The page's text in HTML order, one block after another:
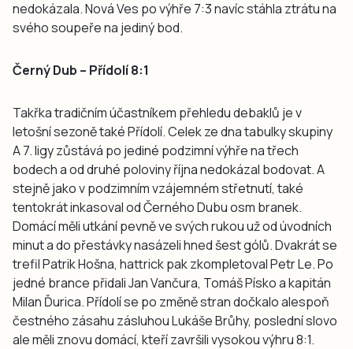
nedokázala. Nová Ves po výhře 7:3 navíc stáhla ztrátu na
svého soupeře na jediný bod.
Černý Dub – Přídolí 8:1
Takřka tradičním účastníkem přehledu debaklů je v
letošní sezoně také Přídolí. Celek ze dna tabulky skupiny
A 7. ligy zůstává po jediné podzimní výhře na třech
bodech a od druhé poloviny října nedokázal bodovat. A
stejně jako v podzimním vzájemném střetnutí, také
tentokrát inkasoval od Černého Dubu osm branek.
Domácí měli utkání pevně ve svých rukou už od úvodních
minut a do přestávky nasázeli hned šest gólů. Dvakrát se
trefil Patrik Hošna, hattrick pak zkompletoval Petr Le. Po
jedné brance přidali Jan Vančura, Tomáš Písko a kapitán
Milan Ďurica. Přídolí se po změně stran dočkalo alespoň
čestného zásahu zásluhou Lukáše Brůhy, poslední slovo
ale měli znovu domácí, kteří završili vysokou výhru 8:1.